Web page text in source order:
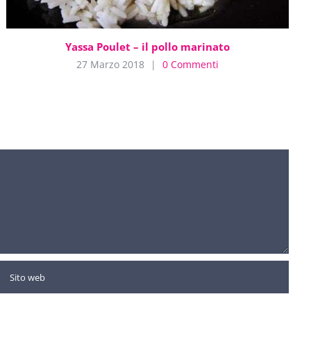
Yassa Poulet – il pollo marinato
27 Marzo 2018 | 0 Commenti